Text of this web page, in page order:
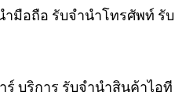
มือถือ รับจำนำโทรศัพท์ รับ
บริการ รับจำนำสินค้าไอที